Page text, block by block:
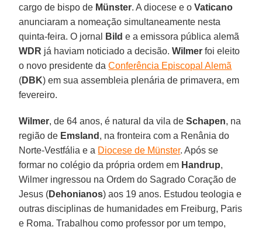
cargo de bispo de Münster. A diocese e oVaticano
anunciaram a nomeação simultaneamente nesta
quinta-feira. O jornal
Bild e a emissora pública alemã
WDR já haviam noticiado a decisão.Wilmer foi eleito
o novo presidente daConferência Episcopal Alemã
(DBK) em sua assembleia plenária de primavera, em
fevereiro.
Wilmer, de 64 anos, é natural da vila deSchapen, na
região de Emsland , na fronteira com a Renânia do
Norte-Vestfália e a Diocese de Münster. Após se
formar no colégio da própria ordem em Handrup,
Wilmer ingressou na Ordem do Sagrado Coração de
Jesus (Dehonianos) aos 19 anos. Estudou teologia e
outras disciplinas de humanidades em Freiburg, Paris
e Roma. Trabalhou como professor por um tempo,